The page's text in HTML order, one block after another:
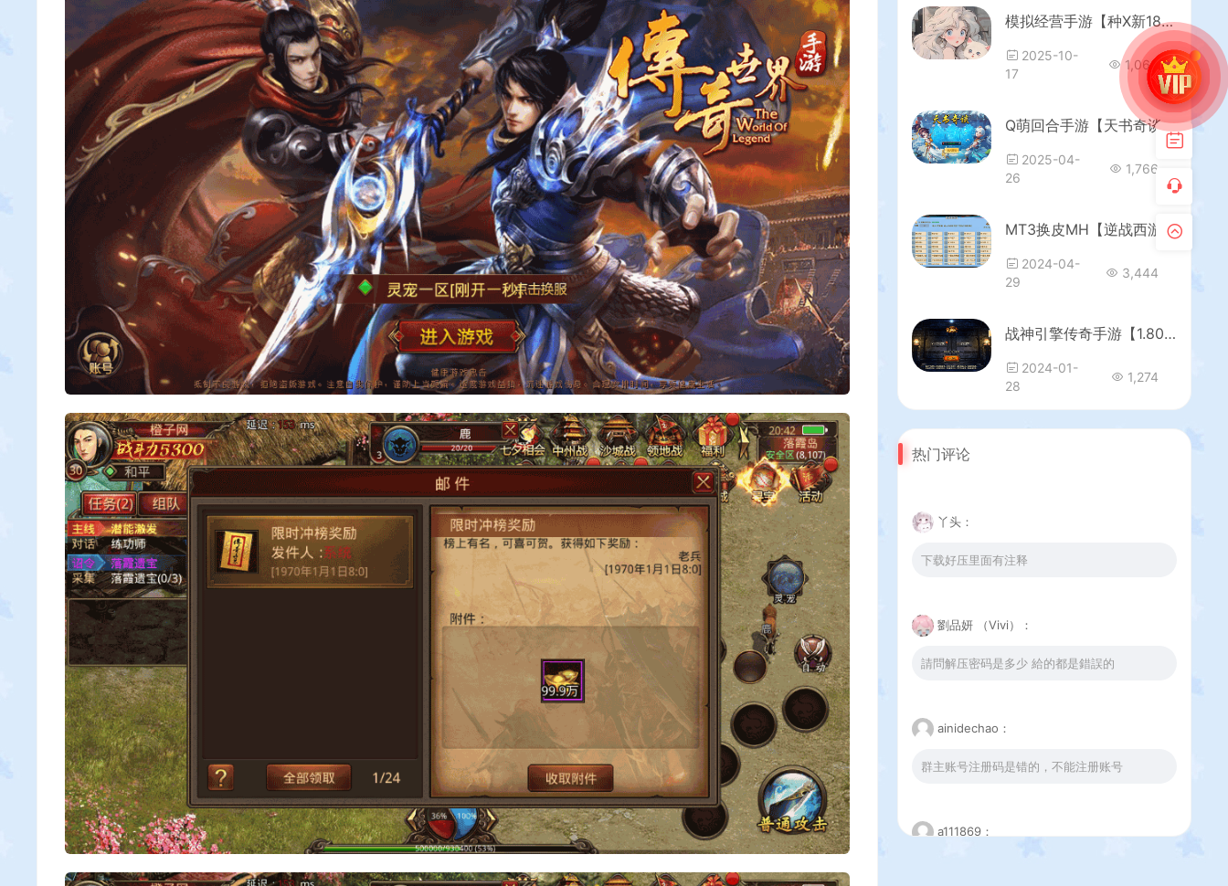
模拟经营手游【种X新18僚属版】最新整理单机一键即玩镜像端+Linux手工服务端+赛季修改教程+管理后台+多功能后台+GM授权后台+安卓苹果双端+详细搭建教程+视频教程
2025-10-
17
1,066
Q萌回合手游【天书奇谈3D巅峰修复版】最新整理单机一键即玩镜像端+Linux手工服务端+多区跨服+加解密工具+CDK授权后台+安卓苹果双端+详细搭建教程+视频教程
2025-04-
26
1,766
MT3换皮MH【逆战西游3超变突破挂机版】最新整理Linux手工服务端+全套源码+攻略+管理后台+GM后台+安卓苹果双端+详细搭建教程
2024-04-
29
3,444
战神引擎传奇手游【1.80通天传奇复古魔龙-白猪3.1】最新整理Win系复古服务端+安卓苹果双端+GM授权后台+详细搭建教程
2024-01-
28
1,274
热门评论
丫头：
下载好压里面有注释
劉品妍 （Vivi）：
請問解压密码是多少 給的都是錯誤的
ainidechao：
群主账号注册码是错的，不能注册账号
a111869：